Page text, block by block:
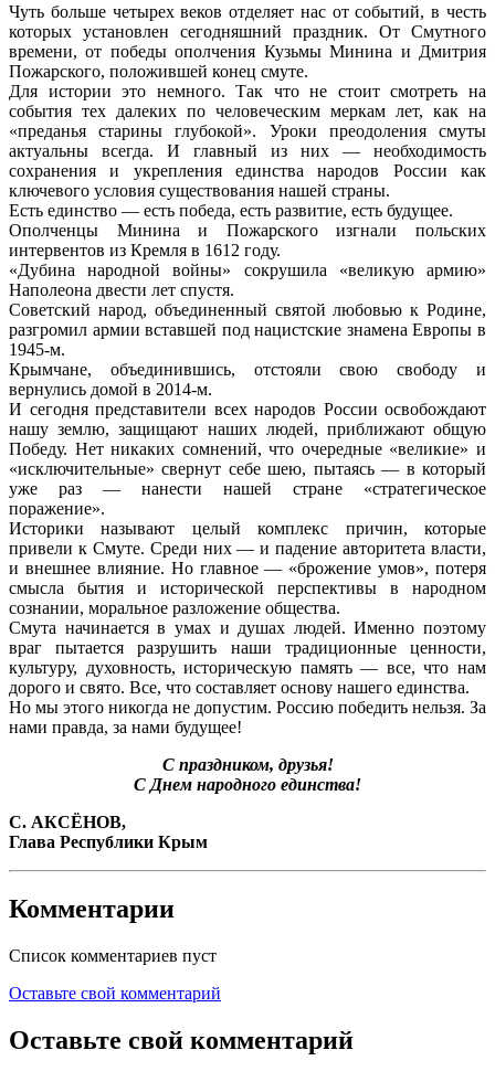
Чуть больше четырех веков отделяет нас от событий, в честь
которых установлен сегодняшний праздник. От Смутного
времени, от победы ополчения Кузьмы Минина и Дмитрия
Пожарского, положившей конец смуте.
Для истории это немного. Так что не стоит смотреть на
события тех далеких по человеческим меркам лет, как на
«преданья старины глубокой». Уроки преодоления смуты
актуальны всегда. И главный из них — необходимость
сохранения и укрепления единства народов России как
ключевого условия существования нашей страны.
Есть единство — есть победа, есть развитие, есть будущее.
Ополченцы Минина и Пожарского изгнали польских
интервентов из Кремля в 1612 году.
«Дубина народной войны» сокрушила «великую армию»
Наполеона двести лет спустя.
Советский народ, объединенный святой любовью к Родине,
разгромил армии вставшей под нацистские знамена Европы в
1945-м.
Крымчане, объединившись, отстояли свою свободу и
вернулись домой в 2014-м.
И сегодня представители всех народов России освобождают
нашу землю, защищают наших людей, приближают общую
Победу. Нет никаких сомнений, что очередные «великие» и
«исключительные» свернут себе шею, пытаясь — в который
уже раз — нанести нашей стране «стратегическое
поражение».
Историки называют целый комплекс причин, которые
привели к Смуте. Среди них — и падение авторитета власти,
и внешнее влияние. Но главное — «брожение умов», потеря
смысла бытия и исторической перспективы в народном
сознании, моральное разложение общества.
Смута начинается в умах и душах людей. Именно поэтому
враг пытается разрушить наши традиционные ценности,
культуру, духовность, историческую память — все, что нам
дорого и свято. Все, что составляет основу нашего единства.
Но мы этого никогда не допустим. Россию победить нельзя. За
нами правда, за нами будущее!
С праздником, друзья!
С Днем народного единства!
С. АКСЁНОВ,
Глава Республики Крым
Комментарии
Список комментариев пуст
Оставьте свой комментарий
Оставьте свой комментарий